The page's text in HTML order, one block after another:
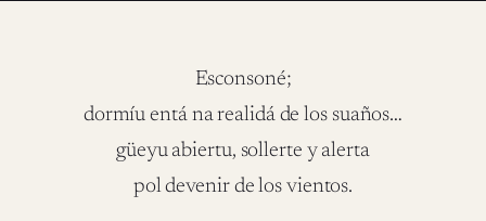
Esconsoné;
dormíu entá na realidá de los suaños…
güeyu abiertu, sollerte y alerta
pol devenir de los vientos.